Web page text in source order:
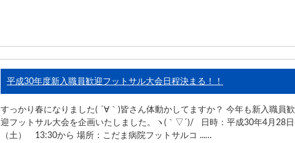
平成30年度新入職員歓迎フットサル大会日程決まる！！
すっかり春になりました( ´∀｀)皆さん体動かしてますか？ 今年も新入職員歓
迎フットサル大会を企画いたしました。ヽ(｀▽´)/ 日時：平成30年4月28日
（土） 13:30から 場所：こだま病院フットサルコ ...…